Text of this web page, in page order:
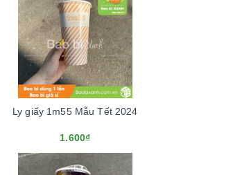
Ly giấy 1m55 Mẫu Tết 2024
1.600₫